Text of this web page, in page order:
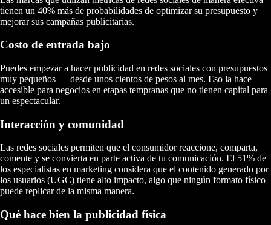
tienen un 40% más de probabilidades de optimizar su presupuesto y
mejorar sus campañas publicitarias.
Costo de entrada bajo
Puedes empezar a hacer publicidad en redes sociales con presupuestos
muy pequeños — desde unos cientos de pesos al mes. Eso la hace
accesible para negocios en etapas tempranas que no tienen capital para
un espectacular.
Interacción y comunidad
Las redes sociales permiten que el consumidor reaccione, comparta,
comente y se convierta en parte activa de tu comunicación. El 51% de
los especialistas en marketing considera que el contenido generado por
los usuarios (UGC) tiene alto impacto, algo que ningún formato físico
puede replicar de la misma manera.
Qué hace bien la publicidad física